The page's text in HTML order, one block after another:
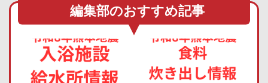
編集部のおすすめ記事